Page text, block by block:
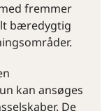
fremmer
bæredygtig
kan ansøges
De